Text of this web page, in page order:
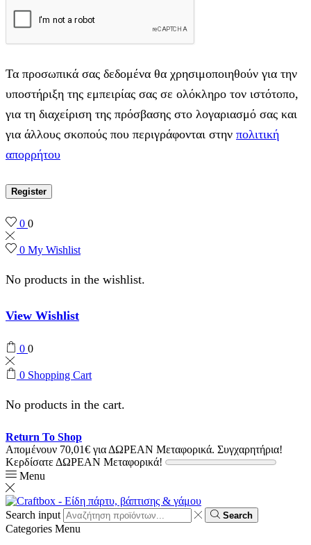
Τα προσωπικά σας δεδομένα θα χρησιμοποιηθούν για την
υποστήριξη της εμπειρίας σας σε ολόκληρο τον ιστότοπο,
για τη διαχείριση της πρόσβασης στο λογαριασμό σας και
για άλλους σκοπούς που περιγράφονται στην πολιτική
απορρήτου
Register
0 0
0 My Wishlist
No products in the wishlist.
View Wishlist
0 0
0 Shopping Cart
No products in the cart.
Return To Shop
Απομένουν 70,01€ για ΔΩΡΕΑΝ Μεταφορικά. Συγχαρητήρια!
Κερδίσατε ΔΩΡΕΑΝ Μεταφορικά!
Menu
Search input Search
Categories Menu